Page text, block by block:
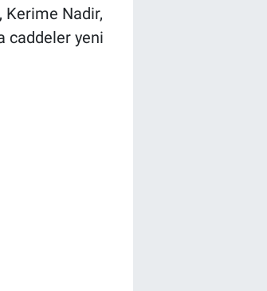
Kerime Nadir,
caddeler yeni